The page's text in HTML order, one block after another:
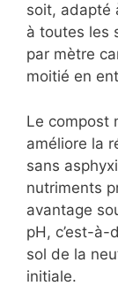
soit, adapté
à toutes les
par mètre
moitié en
Le compost
améliore la
sans
nutriments
avantage
pH, c’est-à-
sol de la
initiale.